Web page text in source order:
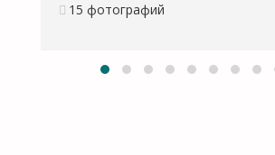
15 фотографий